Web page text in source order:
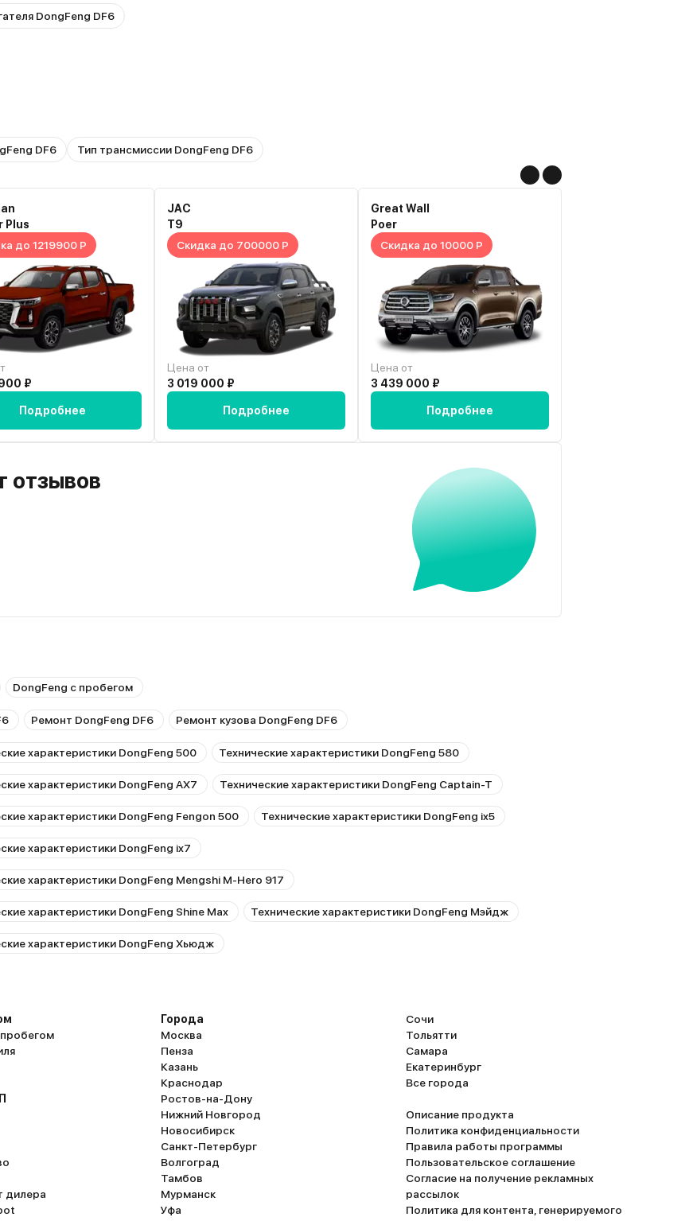
DongFeng DF6
DF6 Тип трансмиссии DongFeng DF6
Plus
до 1219900 Р
₽
Подробнее
JAC
T9
Скидка до 700000 Р
Цена от
3 019 000 ₽
Подробнее
Great Wall
Poer
Скидка до 10000 Р
Цена от
3 439 000 ₽
Подробнее
отзывов
DongFeng с пробегом
Ремонт DongFeng DF6 Ремонт кузова DongFeng DF6
характеристики DongFeng 500 Технические характеристики DongFeng 580
характеристики DongFeng AX7 Технические характеристики DongFeng Captain-T
характеристики DongFeng Fengon 500 Технические характеристики DongFeng ix5
характеристики DongFeng ix7
характеристики DongFeng Mengshi M-Hero 917
характеристики DongFeng Shine Max Технические характеристики DongFeng Мэйдж
характеристики DongFeng Хьюдж
дилера
Города
Москва
Пенза
Казань
Краснодар
Ростов-на-Дону
Нижний Новгород
Новосибирск
Санкт-Петербург
Волгоград
Тамбов
Мурманск
Уфа
Сочи
Тольятти
Самара
Екатеринбург
Все города
Описание продукта
Политика конфиденциальности
Правила работы программы
Пользовательское соглашение
Согласие на получение рекламных
рассылок
Политика для контента, генерируемого